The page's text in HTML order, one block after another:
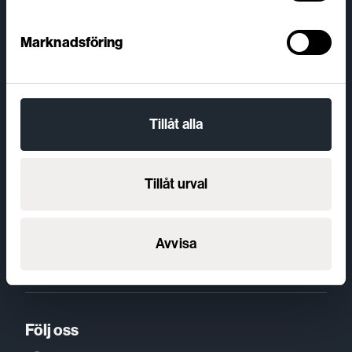
Marknadsföring
Tillåt alla
Tillåt urval
Avvisa
Vi löser era digitala utmaningar
sedan 2013 hjälpt både stora internationella bolag
Kontakt
Följ oss